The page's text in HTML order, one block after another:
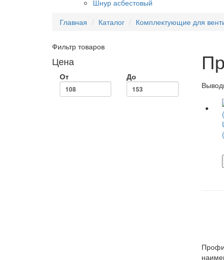
Шнур асбестовый
Главная Каталог Комплектующие для
Фильтр товаров
Цена
От До